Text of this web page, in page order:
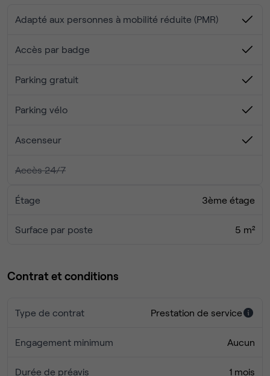
Adapté aux personnes à mobilité réduite (PMR)
Accès par badge
Parking gratuit
Parking vélo
Ascenseur
Accès 24/7
Étage 3ème étage
Surface par poste 5 m²
Contrat et conditions
Type de contrat Prestation de service
Engagement minimum Aucun
Durée de préavis 1 mois